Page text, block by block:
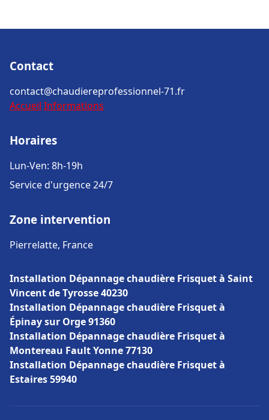
Contact
contact@chaudiereprofessionnel-71.fr
Accueil Informations
Horaires
Lun-Ven: 8h-19h
Service d'urgence 24/7
Zone intervention
Pierrelatte, France
Installation Dépannage chaudière Frisquet à Saint
Vincent de Tyrosse 40230
Installation Dépannage chaudière Frisquet à
Épinay sur Orge 91360
Installation Dépannage chaudière Frisquet à
Montereau Fault Yonne 77130
Installation Dépannage chaudière Frisquet à
Estaires 59940